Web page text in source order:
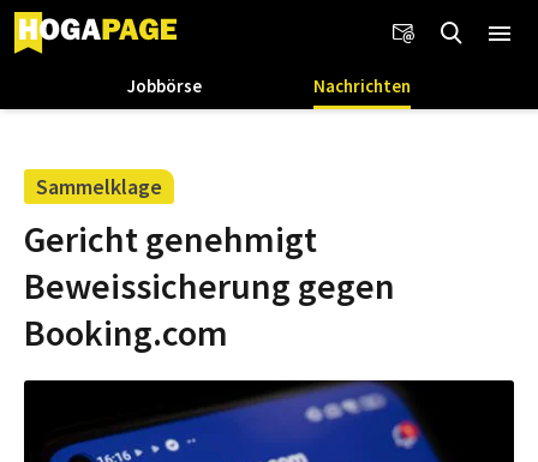
Jobbörse Nachrichten
Sammelklage
Gericht genehmigt
Beweissicherung gegen
Booking.com